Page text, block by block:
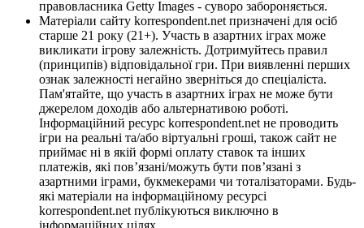
правовласника Getty Images - суворо забороняється.
Матеріали сайту korrespondent.net призначені для осіб
старше 21 року (21+). Участь в азартних іграх може
викликати ігрову залежність. Дотримуйтесь правил
(принципів) відповідальної гри. При виявленні перших
ознак залежності негайно зверніться до спеціаліста.
Пам'ятайте, що участь в азартних іграх не може бути
джерелом доходів або альтернативою роботі.
Інформаційний ресурс korrespondent.net не проводить
ігри на реальні та/або віртуальні гроші, також сайт не
приймає ні в якій формі оплату ставок та інших
платежів, які пов’язані/можуть бути пов’язані з
азартними іграми, букмекерами чи тоталізаторами. Будь-
які матеріали на інформаційному ресурсі
korrespondent.net публікуються виключно в